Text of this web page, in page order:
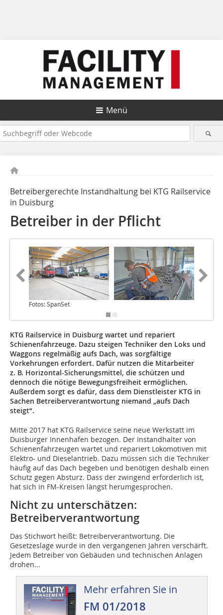
Menü
Betreibergerechte Instandhaltung bei KTG Railservice
in Duisburg
Betreiber in der Pflicht
Fotos: SpanSet
KTG Railservice in Duisburg wartet und repariert
Schienenfahrzeuge. Dazu steigen Techniker den Loks und
Waggons regelmäßig aufs Dach, was sorgfältige
Vorkehrungen erfordert. Dafür nutzen die Mitarbeiter
z. B. Horizontal-Sicherungsmittel, die schützen und
dennoch die nötige Bewegungsfreiheit ermöglichen.
Außerdem sorgt es dafür, dass dem Dienstleister KTG in
Sachen Betreiberverantwortung ­niemand „aufs Dach
steigt“.
Mitte 2017 hat KTG Railservice seine neue Werkstatt im
Duisburger Innenhafen bezogen. Der Instandhalter von
Schienenfahrzeugen wartet und repariert Lokomotiven mit
Elektro- und Dieselantrieb. Dazu müssen sich die Techniker
häufig auf das Dach begeben und benötigen deshalb einen
Schutz gegen Absturz. Dass der zwingend erforderlich ist,
hat sich in FM-Kreisen längst herumgesprochen.
Nicht zu unterschätzen:
Betreiberverantwortung
Das Stichwort heißt: Betreiberverantwortung. Die
Gesetzeslage wurde in den vergangenen Jahren verschärft.
Jedem Betreiber von Gebäuden und technischen Anlagen
drohen...
Mehr erfahren Sie in
FM 01/2018